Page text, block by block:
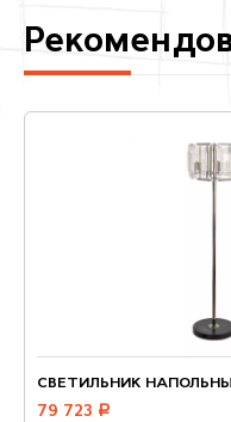
СВЕТИЛЬНИК
79 723 руб.